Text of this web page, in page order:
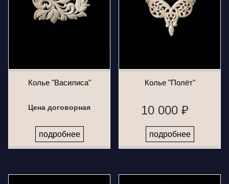
Колье "Василиса"
Цена договорная
подробнее
Колье "Полёт"
10 000 ₽
подробнее